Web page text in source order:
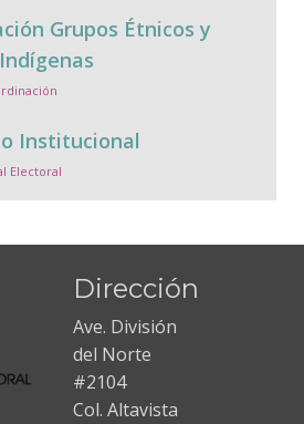
Grupos Étnicos y
Institucional
Electoral
Dirección
Ave. División
del Norte
#2104
Col. Altavista